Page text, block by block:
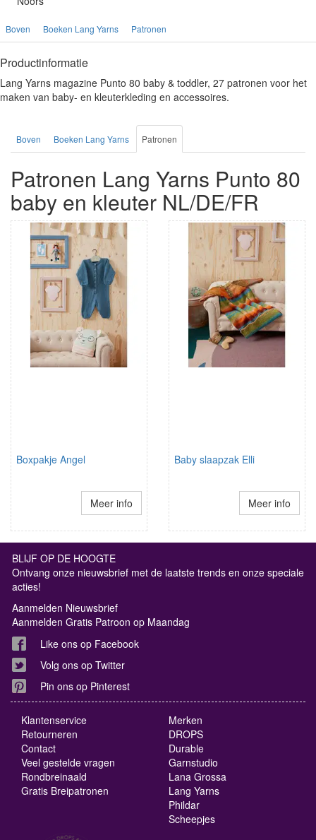
Boven Boeken Lang Yarns Patronen
Productinformatie
Lang Yarns magazine Punto 80 baby & toddler, 27 patronen voor het
maken van baby- en kleuterkleding en accessoires.
Boven Boeken Lang Yarns Patronen
Patronen Lang Yarns Punto 80
baby en kleuter NL/DE/FR
Boxpakje Angel
Meer info
Baby slaapzak Elli
Meer info
BLIJF OP DE HOOGTE
Ontvang onze nieuwsbrief met de laatste trends en onze speciale
acties!
Aanmelden Nieuwsbrief
Aanmelden Gratis Patroon op Maandag
Like ons op Facebook
Volg ons op Twitter
Pin ons op Pinterest
Klantenservice
Retourneren
Contact
Veel gestelde vragen
Rondbreinaald
Gratis Breipatronen
Merken
DROPS
Durable
Garnstudio
Lana Grossa
Lang Yarns
Phildar
Scheepjes